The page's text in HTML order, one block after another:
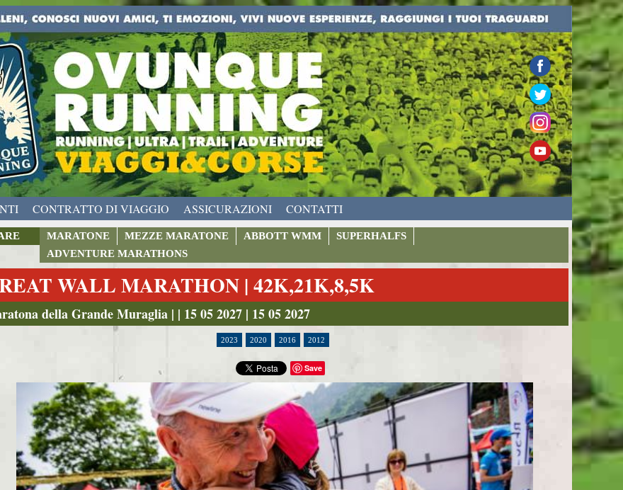
CONTRATTO DI VIAGGIO ASSICURAZIONI CONTATTI
MARATONE MEZZE MARATONE ABBOTT WMM
SUPERHALFS
ADVENTURE MARATHONS
WALL MARATHON | 42K,21K,8,5K
della Grande Muraglia | | 15 05 2027 | 15 05 2027
2023 2020 2016 2012
Save